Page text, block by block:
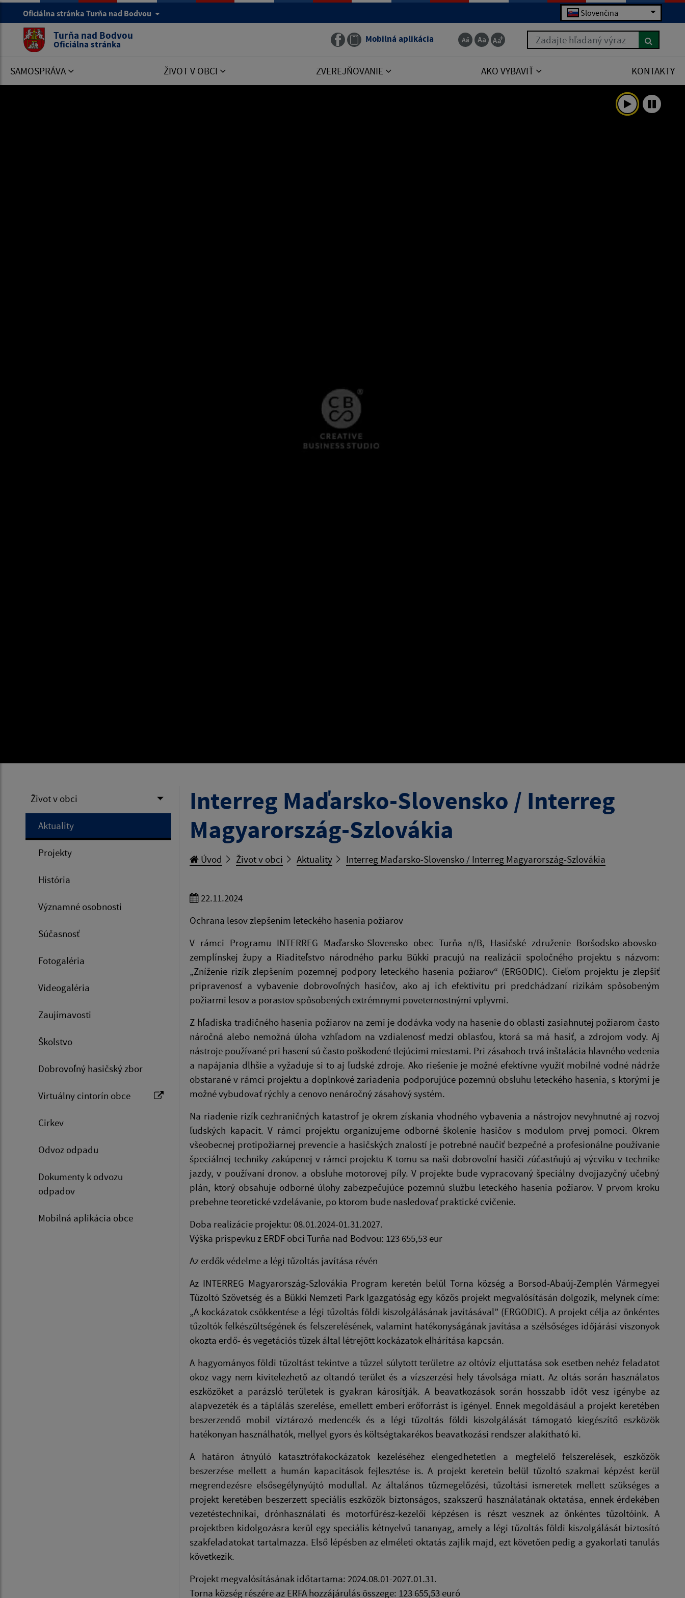
Oficiálna stránka Turňa nad Bodvou Slovenčina
Turňa nad Bodvou
Oficiálna stránka Mobilná aplikácia Zadajte hľadaný výraz
SAMOSPRÁVA ŽIVOT V OBCI ZVEREJŇOVANIE AKO VYBAVIŤ KONTAKTY
Život v obci
Aktuality
Projekty
História
Významné osobnosti
Súčasnosť
Fotogaléria
Videogaléria
Zaujímavosti
Školstvo
Dobrovoľný hasičský zbor
Virtuálny cintorín obce
Cirkev
Odvoz odpadu
Dokumenty k odvozu
odpadov
Mobilná aplikácia obce
Interreg Maďarsko-Slovensko / Interreg
Magyarország-Szlovákia
Úvod Život v obci Aktuality Interreg Maďarsko-Slovensko / Interreg Magyarország-Szlovákia
22.11.2024
Ochrana lesov zlepšením leteckého hasenia požiarov
V rámci Programu INTERREG Maďarsko-Slovensko obec Turňa n/B, Hasičské združenie Boršodsko-abovsko-
zemplínskej župy a Riaditeľstvo národného parku Bükki pracujú na realizácii spoločného projektu s názvom:
„Zníženie rizík zlepšením pozemnej podpory leteckého hasenia požiarov“ (ERGODIC). Cieľom projektu je zlepšiť
pripravenosť a vybavenie dobrovoľných hasičov, ako aj ich efektivitu pri predchádzaní rizikám spôsobeným
požiarmi lesov a porastov spôsobených extrémnymi poveternostnými vplyvmi.
Z hľadiska tradičného hasenia požiarov na zemi je dodávka vody na hasenie do oblasti zasiahnutej požiarom často
náročná alebo nemožná úloha vzhľadom na vzdialenosť medzi oblasťou, ktorá sa má hasiť, a zdrojom vody. Aj
nástroje používané pri hasení sú často poškodené tlejúcimi miestami. Pri zásahoch trvá inštalácia hlavného vedenia
a napájania dlhšie a vyžaduje si to aj ľudské zdroje. Ako riešenie je možné efektívne využiť mobilné vodné nádrže
obstarané v rámci projektu a doplnkové zariadenia podporujúce pozemnú obsluhu leteckého hasenia, s ktorými je
možné vybudovať rýchly a cenovo nenáročný zásahový systém.
Na riadenie rizík cezhraničných katastrof je okrem získania vhodného vybavenia a nástrojov nevyhnutné aj rozvoj
ľudských kapacít. V rámci projektu organizujeme odborné školenie hasičov s modulom prvej pomoci. Okrem
všeobecnej protipožiarnej prevencie a hasičských znalostí je potrebné naučiť bezpečné a profesionálne používanie
špeciálnej techniky zakúpenej v rámci projektu K tomu sa naši dobrovoľní hasiči zúčastňujú aj výcviku v technike
jazdy, v používaní dronov. a obsluhe motorovej píly. V projekte bude vypracovaný špeciálny dvojjazyčný učebný
plán, ktorý obsahuje odborné úlohy zabezpečujúce pozemnú službu leteckého hasenia požiarov. V prvom kroku
prebehne teoretické vzdelávanie, po ktorom bude nasledovať praktické cvičenie.
Doba realizácie projektu: 08.01.2024-01.31.2027.
Výška príspevku z ERDF obci Turňa nad Bodvou: 123 655,53 eur
Az erdők védelme a légi tűzoltás javítása révén
Az INTERREG Magyarország-Szlovákia Program keretén belül Torna község a Borsod-Abaúj-Zemplén Vármegyei
Tűzoltó Szövetség és a Bükki Nemzeti Park Igazgatóság egy közös projekt megvalósításán dolgozik, melynek címe:
„A kockázatok csökkentése a légi tűzoltás földi kiszolgálásának javításával” (ERGODIC). A projekt célja az önkéntes
tűzoltók felkészültségének és felszerelésének, valamint hatékonyságának javítása a szélsőséges időjárási viszonyok
okozta erdő- és vegetációs tüzek által létrejött kockázatok elhárítása kapcsán.
A hagyományos földi tűzoltást tekintve a tűzzel súlytott területre az oltóvíz eljuttatása sok esetben nehéz feladatot
okoz vagy nem kivitelezhető az oltandó terület és a vízszerzési hely távolsága miatt. Az oltás során használatos
eszközöket a parázsló területek is gyakran károsítják. A beavatkozások során hosszabb időt vesz igénybe az
alapvezeték és a táplálás szerelése, emellett emberi erőforrást is igényel. Ennek megoldásául a projekt keretében
beszerzendő mobil víztározó medencék és a légi tűzoltás földi kiszolgálását támogató kiegészítő eszközök
hatékonyan használhatók, mellyel gyors és költségtakarékos beavatkozási rendszer alakítható ki.
A határon átnyúló katasztrófakockázatok kezeléséhez elengedhetetlen a megfelelő felszerelések, eszközök
beszerzése mellett a humán kapacitások fejlesztése is. A projekt keretein belül tűzoltó szakmai képzést kerül
megrendezésre elsősegélynyújtó modullal. Az általános tűzmegelőzési, tűzoltási ismeretek mellett szükséges a
projekt keretében beszerzett speciális eszközök biztonságos, szakszerű használatának oktatása, ennek érdekében
vezetéstechnikai, drónhasználati és motorfűrész-kezelői képzésen is részt vesznek az önkéntes tűzoltóink. A
projektben kidolgozásra kerül egy speciális kétnyelvű tananyag, amely a légi tűzoltás földi kiszolgálását biztosító
szakfeladatokat tartalmazza. Első lépésben az elméleti oktatás zajlik majd, ezt követően pedig a gyakorlati tanulás
következik.
Projekt megvalósításának időtartama: 2024.08.01-2027.01.31.
Torna község részére az ERFA hozzájárulás összege: 123 655,53 euró